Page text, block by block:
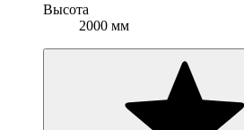
Высота
2000 мм